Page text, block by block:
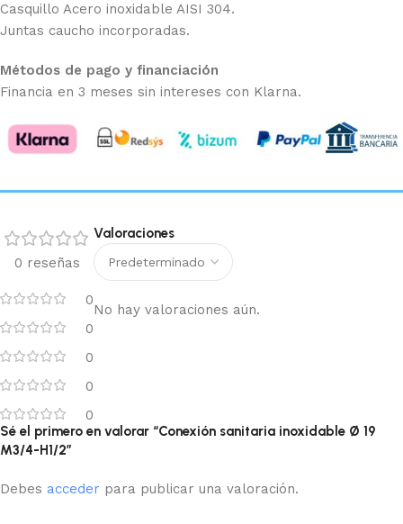
Casquillo Acero inoxidable AISI 304.
Juntas caucho incorporadas.
Métodos de pago y financiación
Financia en 3 meses sin intereses con Klarna.
0 reseñas
0
0
0
0
0
Valoraciones
No hay valoraciones aún.
Sé el primero en valorar “Conexión sanitaria inoxidable Ø 19
M3/4-H1/2”
Debes acceder para publicar una valoración.